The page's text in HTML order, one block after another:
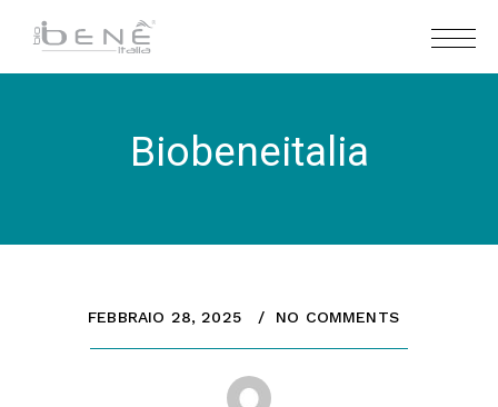
Biobeneitalia
FEBBRAIO 28, 2025 NO COMMENTS